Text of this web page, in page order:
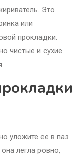
Это
или
прокладки.
чистые и сухие
уложите ее в паз
легла ровно,